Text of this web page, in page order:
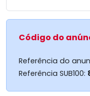
Código do
Referência do
Referência SUB100: